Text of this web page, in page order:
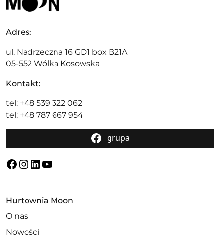
Adres:
ul. Nadrzeczna 16 GD1 box B21A
05-552 Wólka Kosowska
Kontakt:
tel: +48 539 322 062
tel: +48 787 667 954
grupa
Facebook
Instagram
LinkedIn
YouTube
Hurtownia Moon
O nas
Nowości